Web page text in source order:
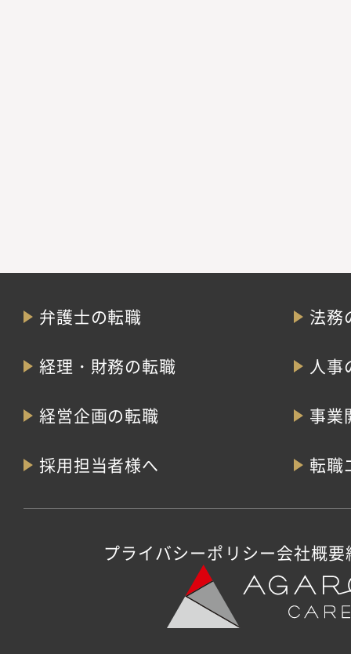
弁護士の転職 法務
経理・財務の転職 人事
経営企画の転職 事業
採用担当者様へ 転職
プライバシーポリシー会社概要